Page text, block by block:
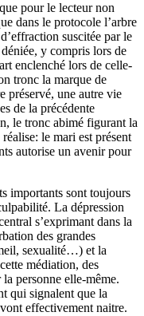
pour le lecteur non
dans le protocole l’arbre
suscitée par le
y compris lors de
enclenché lors de celle-
tronc la marque de
préservé, une autre vie
de la précédente
le tronc abimé figurant la
le mari est présent
autorise un avenir pour
importants sont toujours
La dépression
s’exprimant dans la
des grandes
sexualité…) et la
médiation, des
personne elle-même.
qui signalent que la
effectivement naitre.